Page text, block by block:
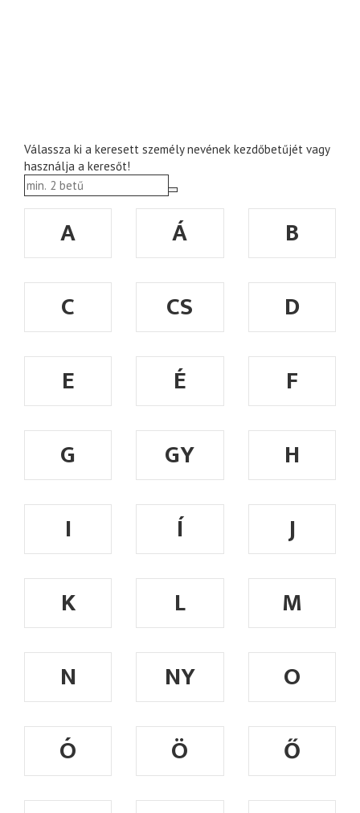
Válassza ki a keresett személy nevének kezdőbetűjét vagy
használja a keresőt!
A Á
B
C
CS
D
E
É
F
G
GY
H
I
Í
J
K
L
M
N
NY
O
Ó
Ö
Ő